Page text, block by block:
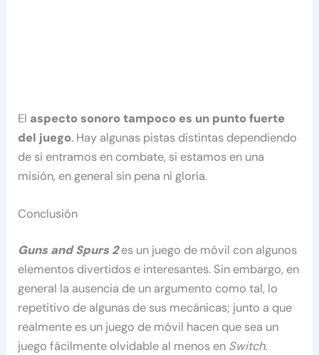
El aspecto sonoro tampoco es un punto fuerte
del juego. Hay algunas pistas distintas dependiendo
de si entramos en combate, si estamos en una
misión, en general sin pena ni gloria.
Conclusión
Guns and Spurs 2es un juego de móvil con algunos
elementos divertidos e interesantes. Sin embargo, en
general la ausencia de un argumento como tal, lo
repetitivo de algunas de sus mecánicas; junto a que
realmente es un juego de móvil hacen que sea un
juego fácilmente olvidable al menos en Switch.